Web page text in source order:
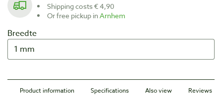
Shipping costs € 4,90
Or free pickup inArnhem
Breedte
Product information Specifications Also view Reviews